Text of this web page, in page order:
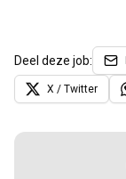
Deel deze job:
X / Twitter